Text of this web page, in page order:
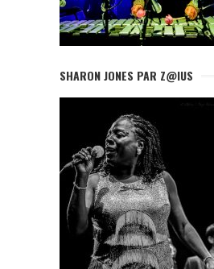
SHARON JONES PAR Z@IUS